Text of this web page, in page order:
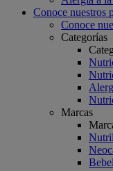
Conoce nuestros
Conoce
Categorías
Marcas